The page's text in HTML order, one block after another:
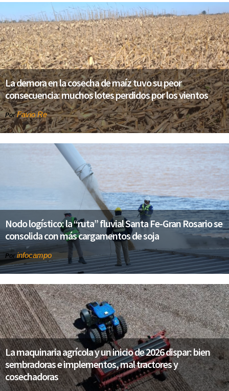
La demora en la cosecha de maíz tuvo su peor
consecuencia: muchos lotes perdidos por los vientos
PorFavio Re
Nodo logístico: la “ruta” fluvial Santa Fe-Gran Rosario se
consolida con más cargamentos de soja
Por infocampo
La maquinaria agrícola y un inicio de 2026 dispar: bien
sembradoras e implementos, mal tractores y
cosechadoras